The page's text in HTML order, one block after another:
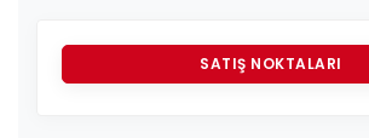
SATIŞ NOKTALARI